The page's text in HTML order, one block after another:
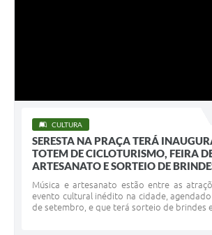
CULTURA
SERESTA NA PRAÇA TERÁ
TOTEM DE CICLOTURISMO, FEIRA
ARTESANATO E SORTEIO DE
Música e artesanato estão entre as
evento cultural inédito na cidade,
de setembro, e que terá sorteio de brindes